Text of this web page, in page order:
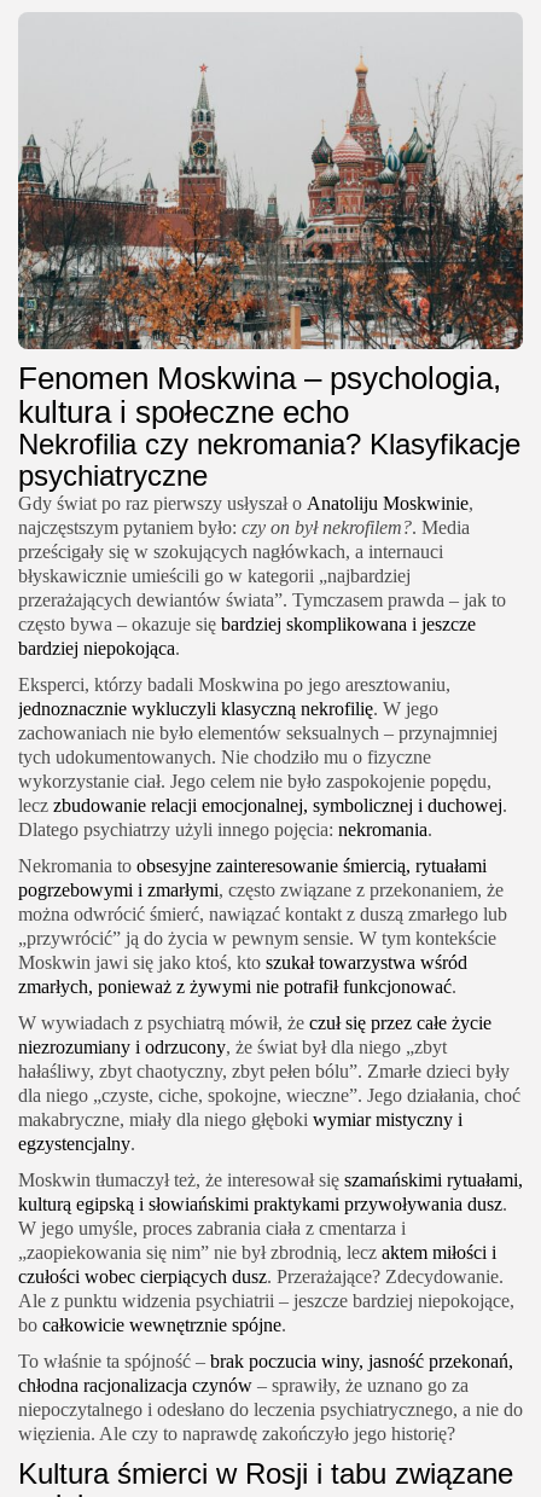
Fenomen Moskwina – psychologia,
kultura i społeczne echo
Nekrofilia czy nekromania? Klasyfikacje
psychiatryczne
Gdy świat po raz pierwszy usłyszał o Anatoliju Moskwinie,
najczęstszym pytaniem było: czy on był nekrofilem?. Media
prześcigały się w szokujących nagłówkach, a internauci
błyskawicznie umieścili go w kategorii „najbardziej
przerażających dewiantów świata”. Tymczasem prawda – jak to
często bywa – okazuje się bardziej skomplikowana i jeszcze
bardziej niepokojąca.
Eksperci, którzy badali Moskwina po jego aresztowaniu,
jednoznacznie wykluczyli klasyczną nekrofilię. W jego
zachowaniach nie było elementów seksualnych – przynajmniej
tych udokumentowanych. Nie chodziło mu o fizyczne
wykorzystanie ciał. Jego celem nie było zaspokojenie popędu,
lecz zbudowanie relacji emocjonalnej, symbolicznej i duchowej.
Dlatego psychiatrzy użyli innego pojęcia: nekromania.
Nekromania to obsesyjne zainteresowanie śmiercią, rytuałami
pogrzebowymi i zmarłymi, często związane z przekonaniem, że
można odwrócić śmierć, nawiązać kontakt z duszą zmarłego lub
„przywrócić” ją do życia w pewnym sensie. W tym kontekście
Moskwin jawi się jako ktoś, kto szukał towarzystwa wśród
zmarłych, ponieważ z żywymi nie potrafił funkcjonować.
W wywiadach z psychiatrą mówił, że czuł się przez całe życie
niezrozumiany i odrzucony, że świat był dla niego „zbyt
hałaśliwy, zbyt chaotyczny, zbyt pełen bólu”. Zmarłe dzieci były
dla niego „czyste, ciche, spokojne, wieczne”. Jego działania, choć
makabryczne, miały dla niego głęboki wymiar mistyczny i
egzystencjalny.
Moskwin tłumaczył też, że interesował się szamańskimi rytuałami,
kulturą egipską i słowiańskimi praktykami przywoływania dusz.
W jego umyśle, proces zabrania ciała z cmentarza i
„zaopiekowania się nim” nie był zbrodnią, lecz aktem miłości i
czułości wobec cierpiących dusz. Przerażające? Zdecydowanie.
Ale z punktu widzenia psychiatrii – jeszcze bardziej niepokojące,
bo całkowicie wewnętrznie spójne.
To właśnie ta spójność – brak poczucia winy, jasność przekonań,
chłodna racjonalizacja czynów – sprawiły, że uznano go za
niepoczytalnego i odesłano do leczenia psychiatrycznego, a nie do
więzienia. Ale czy to naprawdę zakończyło jego historię?
Kultura śmierci w Rosji i tabu związane